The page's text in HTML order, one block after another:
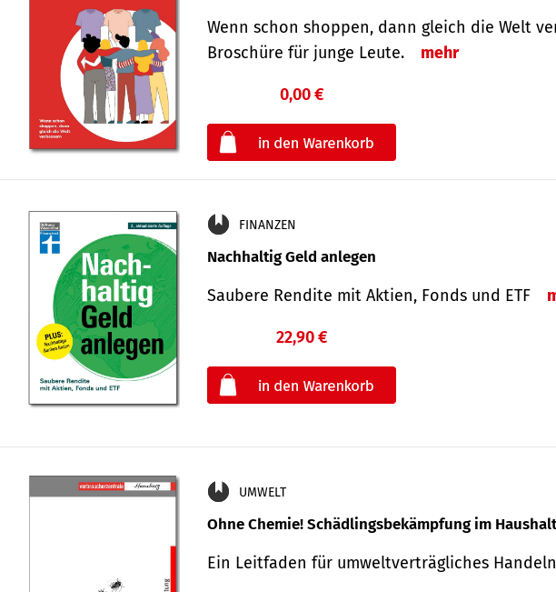
Wenn schon shoppen, dann gleich die Welt
Broschüre für junge Leute.
mehr
0,00 €
FINANZEN
Nachhaltig Geld anlegen
Saubere Rendite mit Aktien, Fonds und ETF
22,90 €
UMWELT
Ohne Chemie! Schädlingsbekämpfung im Haushalt
Ein Leitfaden für um­welt­ver­träg­liches Han­deln